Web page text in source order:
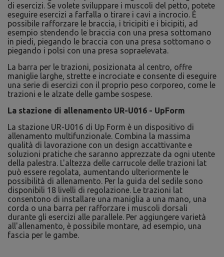
di esercizi. Se volete sviluppare i muscoli del petto, potete
eseguire esercizi a farfalla o tirare i cavi a incrocio. È
possibile rafforzare le braccia, i tricipiti e i bicipiti, ad
esempio stendendo le braccia con una presa sottomano
in piedi, piegando le braccia con una presa sottomano o
piegando i polsi con una presa sopraelevata.
La barra per le trazioni, posizionata al centro, offre
maniglie larghe, strette e incrociate e consente di eseguire
una serie di esercizi con il proprio peso corporeo, come le
trazioni e le alzate delle gambe sospese.
La stazione di allenamento UR-U016 - UpForm
La stazione UR-U016 di Up Form è un dispositivo di
allenamento multifunzionale. Combina la massima
qualità di lavorazione con un design accattivante e
soluzioni pratiche che saranno apprezzate da ogni utente
della palestra. L'altezza delle carrucole delle trazioni lat
può essere regolata, aumentando ulteriormente le
possibilità di allenamento. Per la guida del sedile sono
disponibili 18 livelli di regolazione. Le trazioni lat
consentono di installare una maniglia a una mano, una
corda o una barra per rafforzare i muscoli dorsali
durante gli esercizi alle parallele. Per aggiungere varietà
all'allenamento, è possibile montare, ad esempio, una
fascia per le gambe.